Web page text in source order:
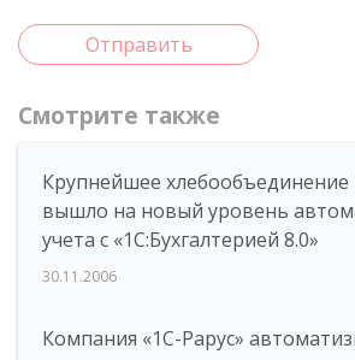
Отправить
Смотрите также
Крупнейшее хлебообъединение
вышло на новый уровень
учета с «1С:Бухгалтерией 8.0»
30.11.2006
Компания «1С-Рарус»